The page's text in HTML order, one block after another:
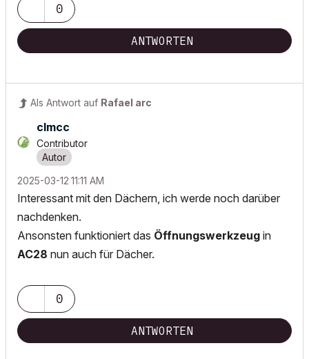
0
ANTWORTEN
Als Antwort auf Rafael arc
clmcc
Contributor
‎2025-03-12 11:11 AM
Interessant mit den Dächern, ich werde noch darüber
nachdenken.
Ansonsten funktioniert das Öffnungswerkzeug in
AC28 nun auch für Dächer.
0
ANTWORTEN